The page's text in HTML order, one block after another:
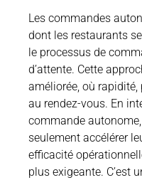
Les commandes
dont les restaurants
le processus de
d’attente. Cette
améliorée, où
au rendez-vous. En
commande
seulement accélérer
efficacité
plus exigeante. C’est